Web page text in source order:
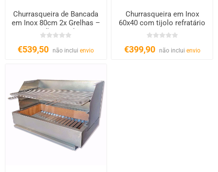
Churrasqueira de Bancada
em Inox 80cm 2x Grelhas –
Carvão e Lenha
€539,50 não incluienvio
Churrasqueira em Inox
60x40 com tijolo refratário
€399,90 não inclui envio